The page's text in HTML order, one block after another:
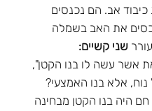
כיבוד אב. הם נכנסים
את האב בשמלה
שני קשיים:
את אשר עשה לו בנו הקטן",
אלא בנו האמצעי?
היה בנו הקטן מבחינה